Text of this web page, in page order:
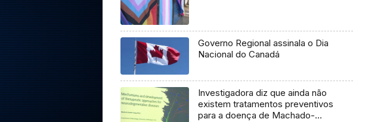
Governo Regional assinala o Dia
Nacional do Canadá
Investigadora diz que ainda não
existem tratamentos preventivos
para a doença de Machado-